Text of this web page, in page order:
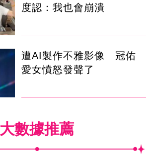
度認：我也會崩潰
遭AI製作不雅影像 冠佑
愛女憤怒發聲了
大數據推薦